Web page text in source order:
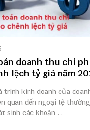
doanh thu chi
lệch tỷ giá năm
trình kinh doanh của
quan đến ngoại tệ thường
sinh các khoản ...